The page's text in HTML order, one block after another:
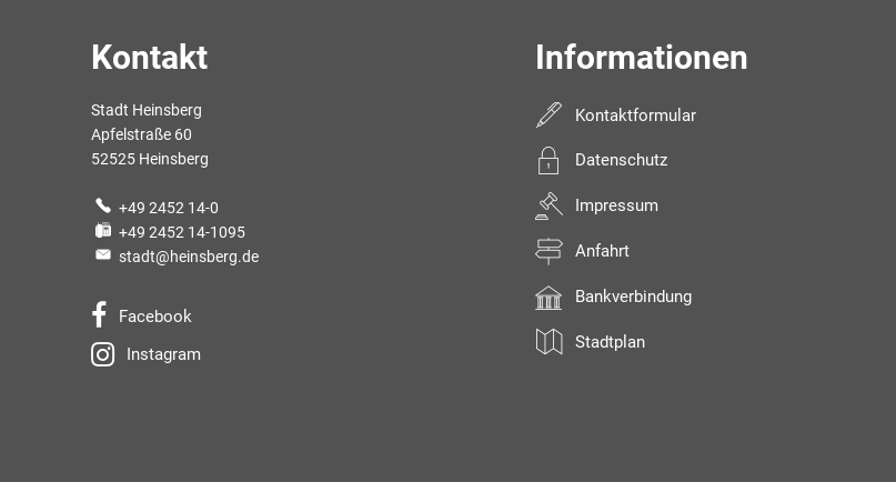
Kontakt
Stadt Heinsberg
Apfelstraße 60
52525 Heinsberg
+49 2452 14-0
+49 2452 14-1095
stadt@heinsberg.de
Facebook
Instagram
Informationen
Kontaktformular
Datenschutz
Impressum
Anfahrt
Bankverbindung
Stadtplan